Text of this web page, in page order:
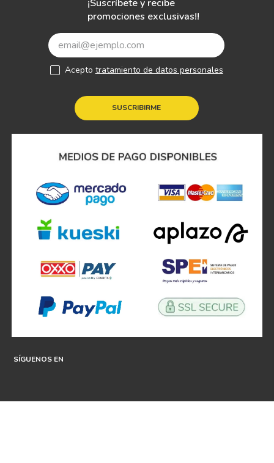
Más de Atención personalizada
¡Suscríbete y recibe
promociones exclusivas!!
SUSCRIBIRME
Aceptotratamiento de datos personales